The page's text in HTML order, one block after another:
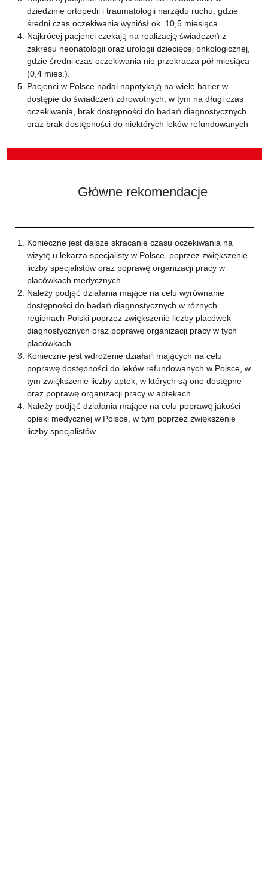
dziedzinie ortopedii i traumatologii narządu ruchu, gdzie
średni czas oczekiwania wyniósł ok. 10,5 miesiąca.
Najkrócej pacjenci czekają na realizację świadczeń z
zakresu neonatologii oraz urologii dziecięcej onkologicznej,
gdzie średni czas oczekiwania nie przekracza pół miesiąca
(0,4 mies.).
Pacjenci w Polsce nadal napotykają na wiele barier w
dostępie do świadczeń zdrowotnych, w tym na długi czas
oczekiwania, brak dostępności do badań diagnostycznych
oraz brak dostępności do niektórych leków refundowanych
Główne rekomendacje
Konieczne jest dalsze skracanie czasu oczekiwania na
wizytę u lekarza specjalisty w Polsce, poprzez zwiększenie
liczby specjalistów oraz poprawę organizacji pracy w
placówkach medycznych .
Należy podjąć działania mające na celu wyrównanie
dostępności do badań diagnostycznych w różnych
regionach Polski poprzez zwiększenie liczby placówek
diagnostycznych oraz poprawę organizacji pracy w tych
placówkach.
Konieczne jest wdrożenie działań mających na celu
poprawę dostępności do leków refundowanych w Polsce, w
tym zwiększenie liczby aptek, w których są one dostępne
oraz poprawę organizacji pracy w aptekach.
Należy podjąć działania mające na celu poprawę jakości
opieki medycznej w Polsce, w tym poprzez zwiększenie
liczby specjalistów.